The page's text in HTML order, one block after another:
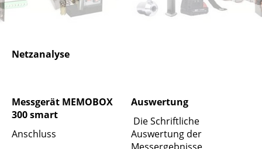
Netzanalyse
Messgerät MEMOBOX
300 smart
Anschluss
Auswertung
Die Schriftliche
Auswertung der